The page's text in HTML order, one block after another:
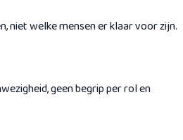
niet welke mensen er klaar voor zijn.
geen begrip per rol en